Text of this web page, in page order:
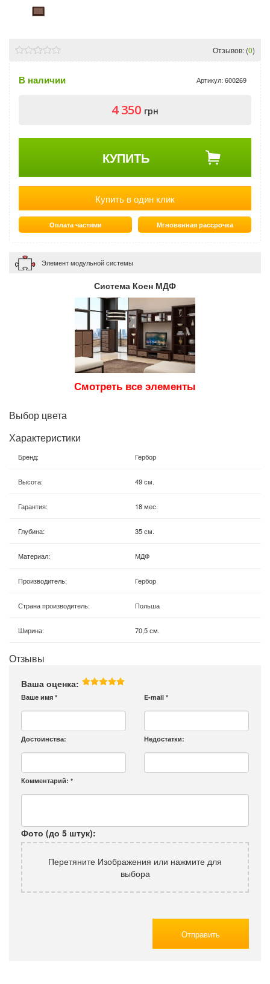
Отзывов: (0)
В наличии Артикул: 600269
4 350 грн
КУПИТЬ
Купить в один клик
Оплата частями Мгновенная рассрочка
Элемент модульной системы
Система Коен МДФ
Смотреть все элементы
Выбор цвета
Характеристики
Бренд: Гербор
Высота: 49 см.
Гарантия: 18 мес.
Глубина: 35 см.
Материал: МДФ
Производитель: Гербор
Страна производитель: Польша
Ширина: 70,5 см.
Отзывы
Ваша оценка:
Ваше имя * E-mail *
Достоинства: Недостатки:
Комментарий: *
Фото (до 5 штук):
Перетяните Изображения или нажмите для
выбора
Отправить